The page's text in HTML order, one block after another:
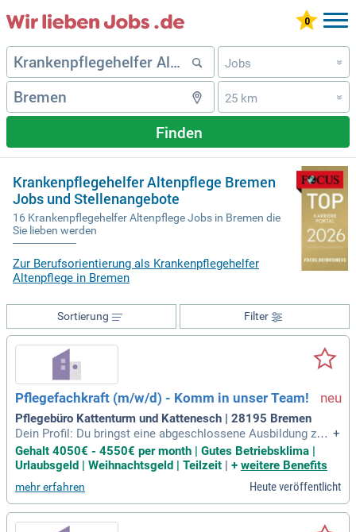
Jobs »
25 km »
Finden
Krankenpflegehelfer Altenpflege Bremen
Jobs und Stellenangebote
16 Krankenpflegehelfer Altenpflege Jobs in Bremen die
Sie lieben werden
Zur Berufsorientierung als Krankenpflegehelfer
Altenpflege in Bremen
Filter
Sortierung
Pflegefachkraft (m/w/d) - Komm in unser Team!
Pflegebüro Kattenturm und Kattenesch | 28195 Bremen
Dein Profil: Du bringst eine abgeschlossene Ausbildung zu
m/zur Gesundheits- und Krankenpfleger:in, Altenpflegefachk
raft oder Gesundheits- und Kinderkrankenpfleger:in oder ein
gehelfer:in mit;
+
Gehalt 4050€ - 4550€ per month | Gutes Betriebsklima |
Urlaubsgeld | Weihnachtsgeld | Teilzeit
+ weitere Benefits
mehr erfahren Heute veröffentlicht